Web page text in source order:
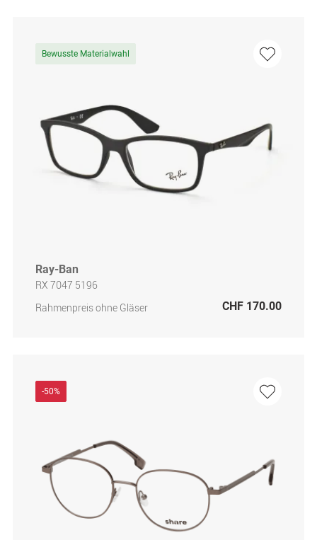
Bewusste Materialwahl
Ray-Ban
RX 7047 5196
Rahmenpreis ohne Gläser
CHF 170.00
-50%